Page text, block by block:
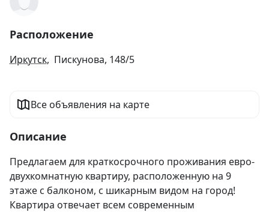
Расположение
Иркутск, Пискунова, 148/5
Все объявления на карте
Описание
Предлагаем для краткосрочного проживания евро-
двухкомнатную квартиру, расположенную на 9
этаже с балконом, с шикарным видом на город!
Квартира отвечает всем современным